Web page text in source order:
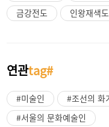
금강전도
인왕재색도
연관tag#
#미술인
#조선의 화
#서울의 문화예술인